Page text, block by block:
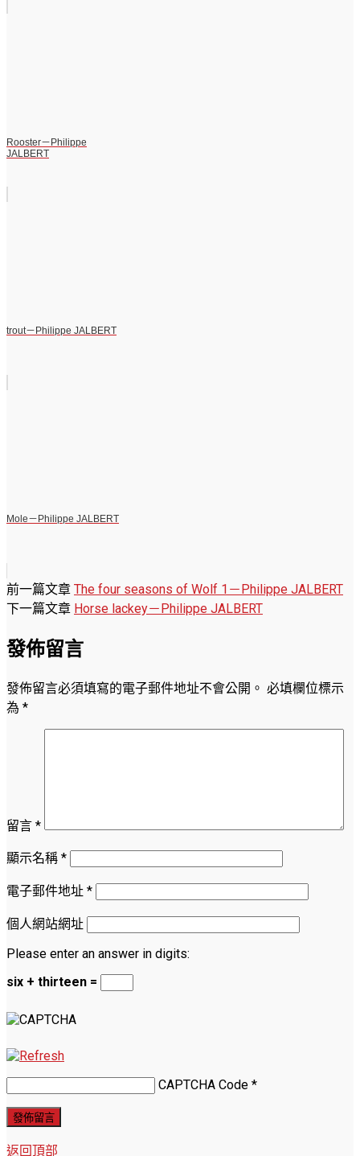
Rooster－Philippe
JALBERT
trout－Philippe JALBERT
Mole－Philippe JALBERT
前一篇文章 The four seasons of Wolf 1－Philippe JALBERT
下一篇文章 Horse lackey－Philippe JALBERT
發佈留言
發佈留言必須填寫的電子郵件地址不會公開。 必填欄位標示
為 *
留言 *
顯示名稱 *
電子郵件地址 *
個人網站網址
Please enter an answer in digits:
six + thirteen =
CAPTCHA Code *
返回頂部